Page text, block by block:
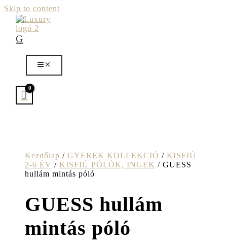
Skip to content
G
Kezdőlap / GYEREK KOLLEKCIÓ / KISFIÚ
2-6 ÉV / KISFIÚ PÓLÓK, INGEK / GUESS
hullám mintás póló
GUESS hullám
mintás póló